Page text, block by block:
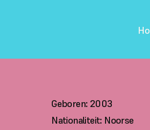
Geboren: 2003
Nationaliteit: Noorse